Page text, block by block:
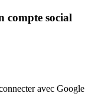
compte social
avec Google